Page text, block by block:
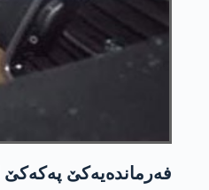
فەرماندەیەکێ